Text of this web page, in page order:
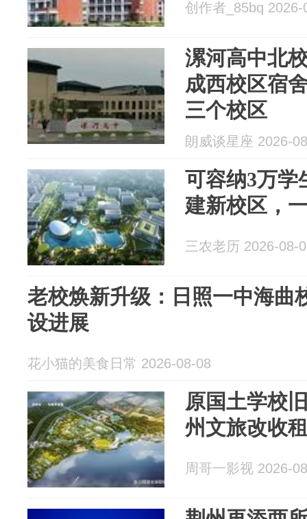
创作者_85bq 2026-
漯河高中北
成西校区宿
三个校区
朗威谈星座 2026-
可容纳3万学
建新校区，
三农老历 2026-08-
老校焕新升级：日照一中海曲
设进展
花小猫的美食日常 2026-08-08
原国土学校
州文旅改收
周哥一影视 2026-